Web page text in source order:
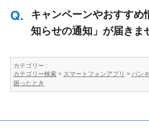
キャンペーンやおすすめ
知らせの通知」が届きま
カテゴリー :
カテゴリー検索 > スマートフォンアプリ > バン
困ったとき